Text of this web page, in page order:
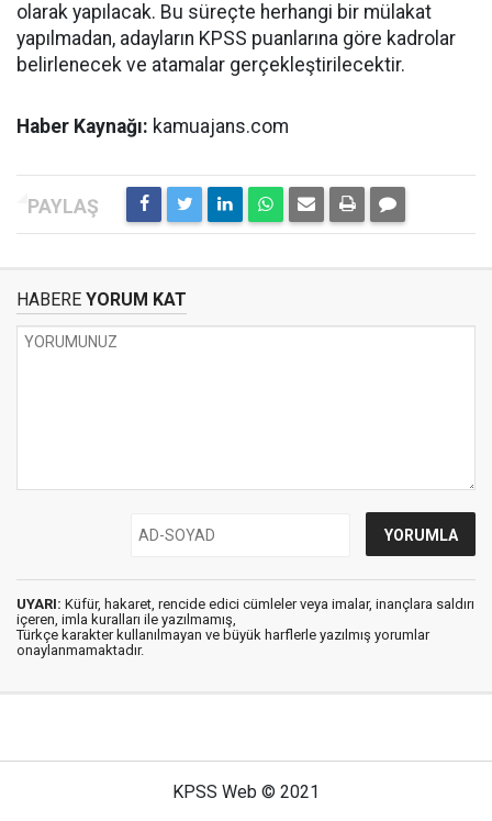
olarak yapılacak. Bu süreçte herhangi bir mülakat
yapılmadan, adayların KPSS puanlarına göre kadrolar
belirlenecek ve atamalar gerçekleştirilecektir.
Haber Kaynağı: kamuajans.com
HABERE YORUM KAT
UYARI: Küfür, hakaret, rencide edici cümleler veya imalar, inançlara saldırı
içeren, imla kuralları ile yazılmamış,
Türkçe karakter kullanılmayan ve büyük harflerle yazılmış yorumlar
onaylanmamaktadır.
KPSS Web © 2021